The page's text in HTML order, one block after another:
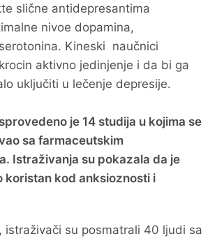
slične antidepresantima
nivoe dopamina,
Kineski naučnici
aktivno jedinjenje i da bi ga
uključiti u lečenje depresije.
je 14 studija u kojima se
sa farmaceutskim
Istraživanja su pokazala da je
koristan kod anksioznosti i
istraživači su posmatrali 40 ljudi sa